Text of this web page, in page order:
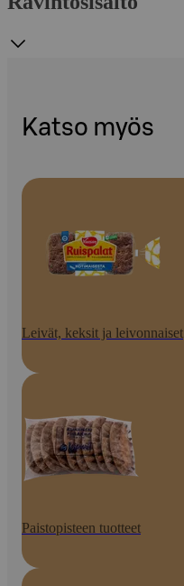
Katso myös
Leivät, keksit ja leivonnaiset
Paistopisteen tuotteet